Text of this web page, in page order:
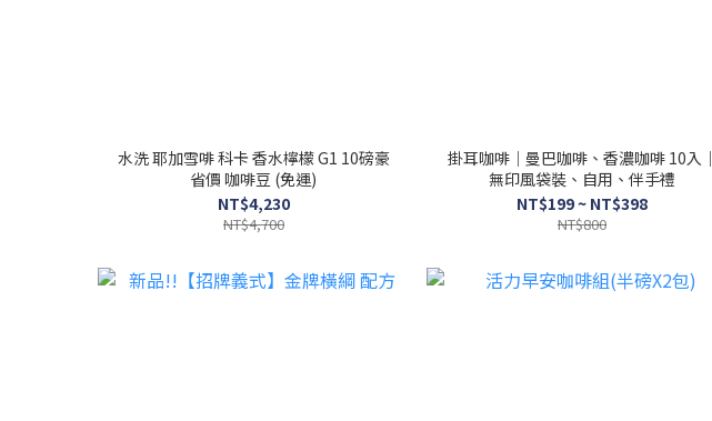
水洗 耶加雪啡 科卡 香水檸檬 G1 10磅豪
省價 咖啡豆 (免運)
NT$4,230
NT$4,700
掛耳咖啡｜曼巴咖啡、香濃咖啡 10入｜
無印風袋裝、自用、伴手禮
NT$199 ~ NT$398
NT$800